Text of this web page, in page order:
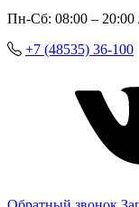
Пн-Сб: 08:00 – 20:00
+7 (48535) 36-100